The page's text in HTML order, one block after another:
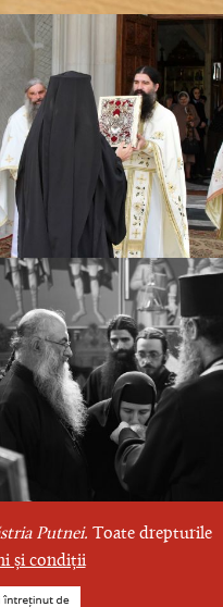
Putnei. Toate drepturile
și condiții